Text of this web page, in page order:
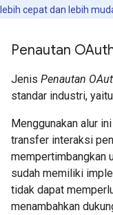
lebih cepat dan lebih
Penautan
Jenis Penautan
standar industri,
Menggunakan alur
transfer interaksi
mempertimbangkan
sudah memiliki
tidak dapat
menambahkan